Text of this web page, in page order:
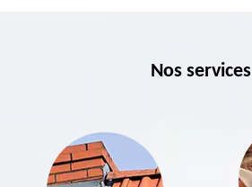
Nos services